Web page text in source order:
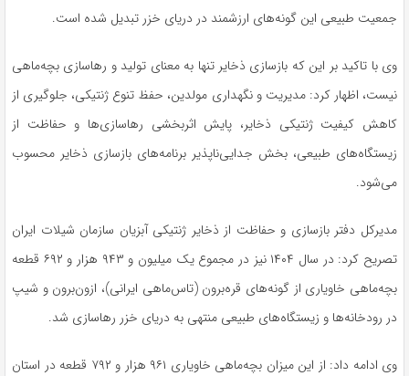
جمعیت طبیعی این گونه‌های ارزشمند در دریای خزر تبدیل شده است.
وی با تاکید بر این که بازسازی ذخایر تنها به معنای تولید و رهاسازی بچه‌ماهی
نیست، اظهار کرد: مدیریت و نگهداری مولدین، حفظ تنوع ژنتیکی، جلوگیری از
کاهش کیفیت ژنتیکی ذخایر، پایش اثربخشی رهاسازی‌ها و حفاظت از
زیستگاه‌های طبیعی، بخش جدایی‌ناپذیر برنامه‌های بازسازی ذخایر محسوب
می‌شود.
مدیرکل دفتر بازسازی و حفاظت از ذخایر ژنتیکی آبزیان سازمان شیلات ایران
تصریح کرد: در سال ۱۴۰۴ نیز در مجموع یک میلیون و ۹۴۳ هزار و ۶۹۲ قطعه
بچه‌ماهی خاویاری از گونه‌های قره‌برون (تاس‌ماهی ایرانی)، ازون‌برون و شیپ
در رودخانه‌ها و زیستگاه‌های طبیعی منتهی به دریای خزر رهاسازی شد.
وی ادامه داد: از این میزان بچه‌ماهی خاویاری ۹۶۱ هزار و ۷۹۲ قطعه در استان